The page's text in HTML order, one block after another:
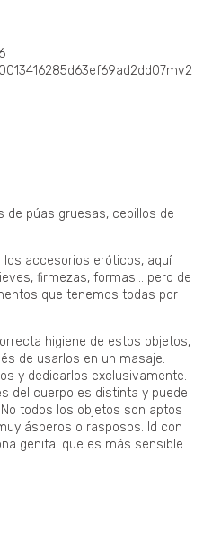
de púas gruesas, cepillos de
los accesorios eróticos, aquí
firmezas, formas… pero de
que tenemos todas por
higiene de estos objetos,
de usarlos en un masaje.
y dedicarlos exclusivamente.
del cuerpo es distinta y puede
todos los objetos son aptos
ásperos o rasposos. Id con
genital que es más sensible.